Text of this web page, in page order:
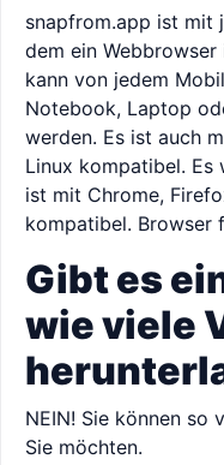
snapfrom.app ist mit
dem ein
kann von jedem
Notebook, Laptop
werden. Es ist auch
Linux kompatibel.
ist mit Chrome,
kompatibel. Browser
Gibt es
wie viele
NEIN! Sie können so
Sie möchten.